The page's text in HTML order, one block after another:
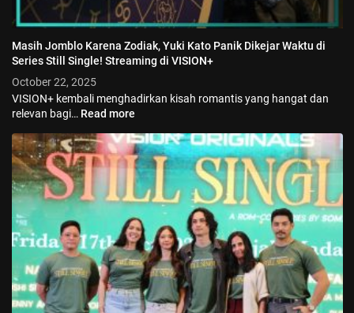
Masih Jomblo Karena Zodiak, Yuki Kato Panik Dikejar Waktu di
Series Still Single! Streaming di VISION+
October 22, 2025
VISION+ kembali menghadirkan kisah romantis yang hangat dan
relevan bagi… Read more